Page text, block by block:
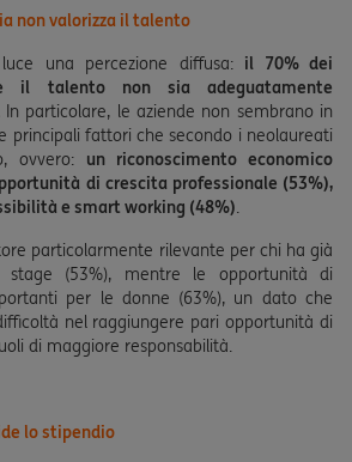
non valorizza il talento
una percezione diffusa: il 70% dei
il talento non sia adeguatamente
In particolare, le aziende non sembrano in
principali fattori che secondo i neolaureati
ovvero: un riconoscimento economico
di crescita professionale (53%),
e smart working (48%).
particolarmente rilevante per chi ha già
stage (53%), mentre le opportunità di
per le donne (63%), un dato che
nel raggiungere pari opportunità di
di maggiore responsabilità.
lo stipendio